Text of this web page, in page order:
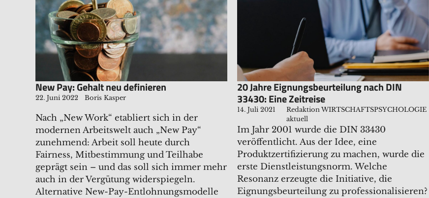
New Pay: Gehalt neu definieren
22. Juni 2022 Boris Kasper
Nach „New Work“ etabliert sich in der
modernen Arbeitswelt auch „New Pay“
zunehmend: Arbeit soll heute durch
Fairness, Mitbestimmung und Teilhabe
geprägt sein – und das soll sich immer mehr
auch in der Vergütung widerspiegeln.
Alternative New-Pay-Entlohnungsmodelle
20 Jahre Eignungsbeurteilung nach DIN
33430: Eine Zeitreise
14. Juli 2021
Redaktion WIRTSCHAFTSPSYCHOLOGIE
aktuell
Im Jahr 2001 wurde die DIN 33430
veröffentlicht. Aus der Idee, eine
Produktzertifizierung zu machen, wurde die
erste Dienstleistungsnorm. Welche
Resonanz erzeugte die Initiative, die
Eignungsbeurteilung zu professionalisieren?